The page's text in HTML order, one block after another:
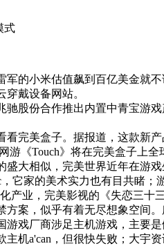
式
的小米估值飙到百亿美金就
戴设备网站。
股份合作推出内置中青宝游
完美盒子。据报道，这款新
《Touch》将在完美盒子上全
大相似，完美世界近年在游
它家的美术实力也有目共睹
产业，完美影视的《失恋三十
案，似乎有着无尽想象空间
戏厂商涉足主机游戏，主要
机a'can，但很快失败；大宇